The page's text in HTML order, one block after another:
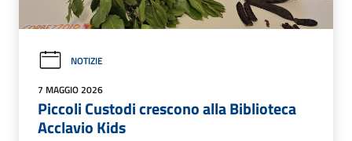
NOTIZIE
7 MAGGIO 2026
Piccoli Custodi crescono alla Biblioteca
Acclavio Kids